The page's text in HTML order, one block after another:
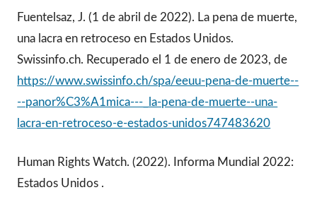
Fuentelsaz, J. (1 de abril de 2022). La pena de muerte,
una lacra en retroceso en Estados Unidos.
Swissinfo.ch. Recuperado el 1 de enero de 2023, de
https://www.swissinfo.ch/spa/eeuu-pena-de-muerte--
--panor%C3%A1mica---_la-pena-de-muerte--una-
lacra-en-retroceso-e-estados-unidos747483620
Human Rights Watch. (2022). Informa Mundial 2022:
Estados Unidos .